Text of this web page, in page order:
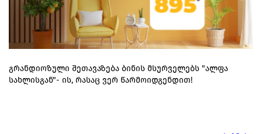
გრანდიოზული შეთავაზება ბინის მსურველებს "ალფა
სახლისგან"- ის, რასაც ვერ წარმოიდგენდით!